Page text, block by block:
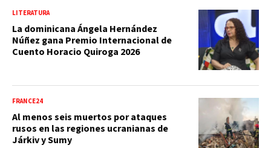
LITERATURA
La dominicana Ángela Hernández
Núñez gana Premio Internacional de
Cuento Horacio Quiroga 2026
FRANCE24
Al menos seis muertos por ataques
rusos en las regiones ucranianas de
Járkiv y Sumy